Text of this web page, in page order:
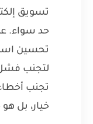
تسويق
حد سواء.
تحسين
لتجنب فشل
تجنب
خيار، بل